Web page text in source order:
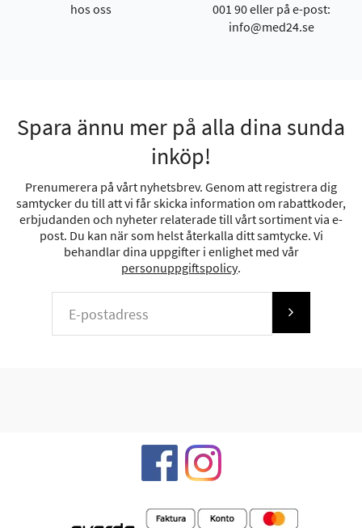
hos oss
001 90 eller på e-post:
info@med24.se
Spara ännu mer på alla dina sunda
inköp!
Prenumerera på vårt nyhetsbrev. Genom att registrera dig
samtycker du till att vi får skicka information om rabattkoder,
erbjudanden och nyheter relaterade till vårt sortiment via e-
post. Du kan när som helst återkalla ditt samtycke. Vi
behandlar dina uppgifter i enlighet med vår
personuppgiftspolicy.